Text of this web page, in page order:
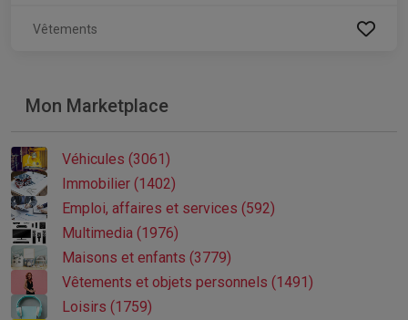
Vêtements
Mon Marketplace
Véhicules (3061)
Immobilier (1402)
Emploi, affaires et services (592)
Multimedia (1976)
Maisons et enfants (3779)
Vêtements et objets personnels (1491)
Loisirs (1759)